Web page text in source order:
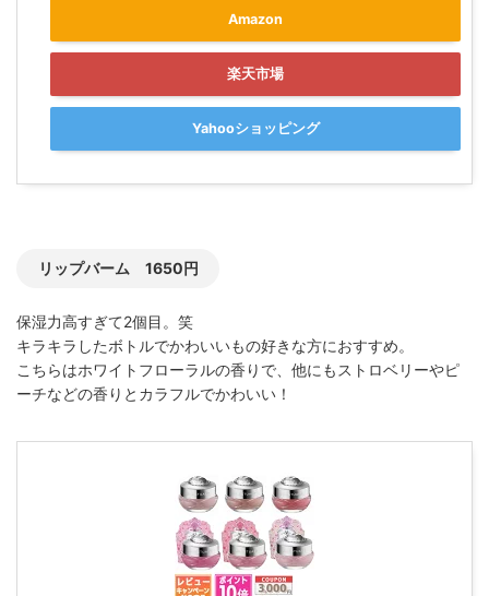
Amazon
楽天市場
Yahooショッピング
リップバーム 1650円
保湿力高すぎて2個目。笑
キラキラしたボトルでかわいいもの好きな方におすすめ。
こちらはホワイトフローラルの香りで、他にもストロベリーやピ
ーチなどの香りとカラフルでかわいい！